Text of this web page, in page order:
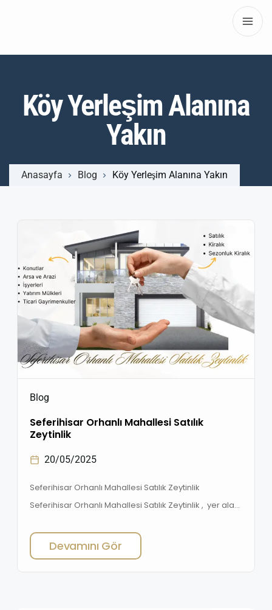
Köy Yerleşim Alanına
Yakın
Anasayfa Blog Köy Yerleşim Alanına Yakın
Blog
Seferihisar Orhanlı Mahallesi Satılık
Zeytinlik
20/05/2025
Seferihisar Orhanlı Mahallesi Satılık Zeytinlik
Seferihisar Orhanlı Mahallesi Satılık Zeytinlik , yer alan,
dağ ve gökyüzü manzarası . İzmir’in sakin ve doğayla
iç içe yaşam alanlarından biri olan Orhanlı Mahallesi,
özellikle zeytinlik yatırımı yapmak isteyenler için eşsiz
Devamını Gör